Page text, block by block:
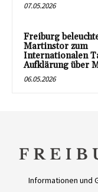
07.05.2026
Freiburg
Martinstor zum
Internationalen
Aufklärung über
06.05.2026
Informationen und